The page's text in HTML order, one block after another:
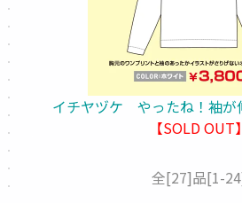
イチヤヅケ やったね！袖が
【SOLD OUT】
全[27]品[1-